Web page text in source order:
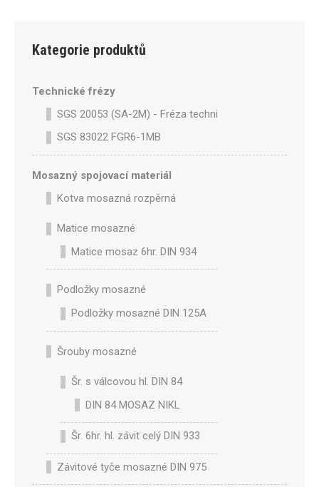
Kategorie produktů
Technické frézy
SGS 20053 (SA-2M) - Fréza technická SA-2M válcová
SGS 83022 FGR6-1MB
Mosazný spojovací materiál
Kotva mosazná rozpěrná
Matice mosazné
Matice mosaz 6hr. DIN 934
Podložky mosazné
Podložky mosazné DIN 125A
Šrouby mosazné
Šr. s válcovou hl. DIN 84
DIN 84 MOSAZ NIKL
Šr. 6hr. hl. závit celý DIN 933
Závitové tyče mosazné DIN 975